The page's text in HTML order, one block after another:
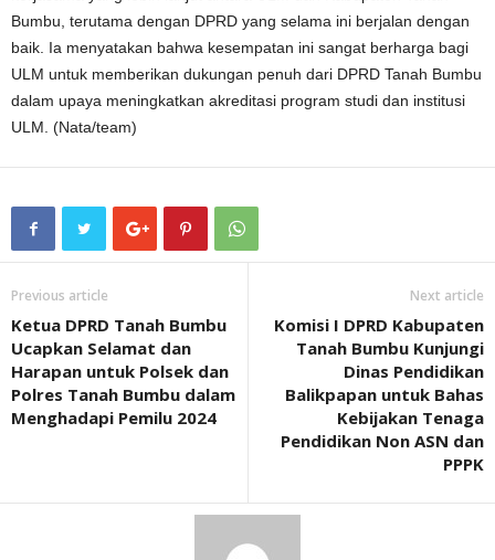
Bumbu, terutama dengan DPRD yang selama ini berjalan dengan
baik. Ia menyatakan bahwa kesempatan ini sangat berharga bagi
ULM untuk memberikan dukungan penuh dari DPRD Tanah Bumbu
dalam upaya meningkatkan akreditasi program studi dan institusi
ULM. (Nata/team)
Previous article
Ketua DPRD Tanah Bumbu
Ucapkan Selamat dan
Harapan untuk Polsek dan
Polres Tanah Bumbu dalam
Menghadapi Pemilu 2024
Next article
Komisi I DPRD Kabupaten
Tanah Bumbu Kunjungi
Dinas Pendidikan
Balikpapan untuk Bahas
Kebijakan Tenaga
Pendidikan Non ASN dan
PPPK